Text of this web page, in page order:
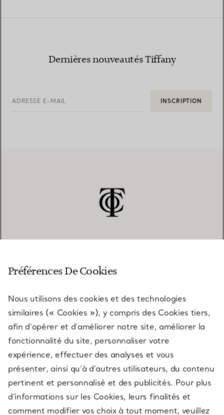
Dernières nouveautés Tiffany
ADRESSE E-MAIL INSCRIPTION
SERVICES
À PROPOS
QUESTIONS LÉGALES
Préférences De Cookies
Nous utilisons des cookies et des technologies
similaires (« Cookies »), y compris des Cookies tiers,
afin d’opérer et d’améliorer notre site, améliorer la
fonctionnalité du site, personnaliser votre
expérience, effectuer des analyses et vous
présenter, ainsi qu’à d’autres utilisateurs, du contenu
pertinent et personnalisé et des publicités. Pour plus
d’informations sur les Cookies, leurs finalités et
comment modifier vos choix à tout moment, veuillez